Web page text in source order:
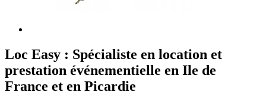
Loc Easy : Spécialiste en location et
prestation événementielle en Ile de
France et en Picardie